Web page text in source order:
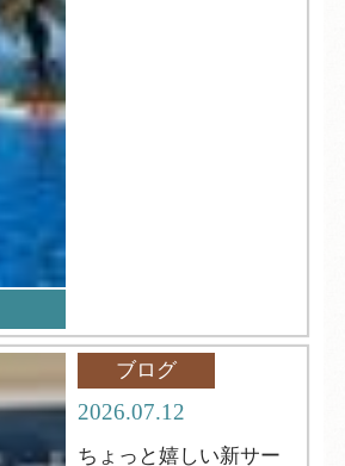
ブログ
2026.07.12
ちょっと嬉しい新サー